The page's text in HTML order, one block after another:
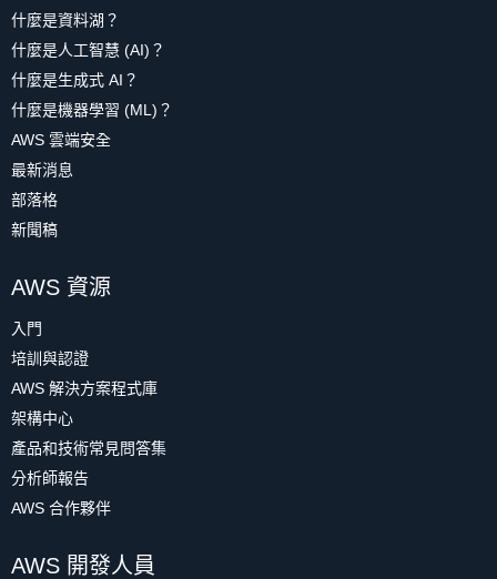
什麼是資料湖？
什麼是人工智慧 (AI)？
什麼是生成式 AI？
什麼是機器學習 (ML)？
AWS 雲端安全
最新消息
部落格
新聞稿
AWS 資源
入門
培訓與認證
AWS 解決方案程式庫
架構中心
產品和技術常見問答集
分析師報告
AWS 合作夥伴
AWS 開發人員